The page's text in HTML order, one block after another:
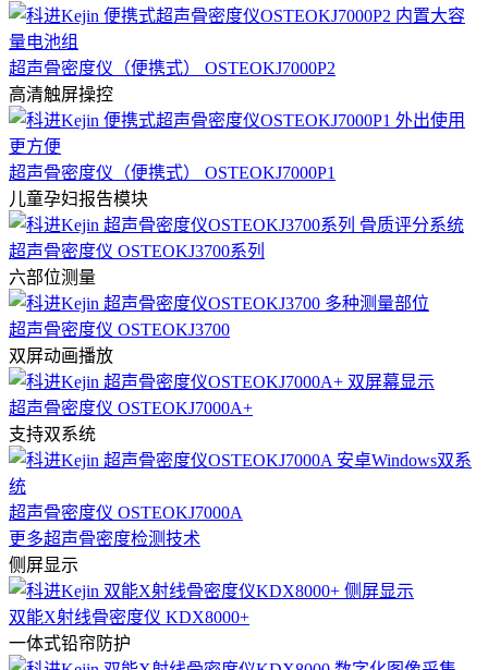
超声骨密度仪（便携式） OSTEOKJ7000P2
高清触屏操控
超声骨密度仪（便携式） OSTEOKJ7000P1
儿童孕妇报告模块
超声骨密度仪 OSTEOKJ3700系列
六部位测量
超声骨密度仪 OSTEOKJ3700
双屏动画播放
超声骨密度仪 OSTEOKJ7000A+
支持双系统
超声骨密度仪 OSTEOKJ7000A
更多超声骨密度检测技术
侧屏显示
双能X射线骨密度仪 KDX8000+
一体式铅帘防护